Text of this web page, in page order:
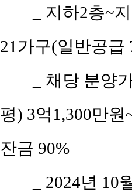
_ 지하2층~
21가구(일반공급
_ 채당 분양
평) 3억1,300만원
잔금 90%
_ 2024년